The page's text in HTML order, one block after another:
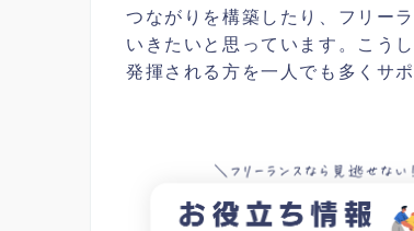
つながりを構築したり、フリー
いきたいと思っています。こう
発揮される方を一人でも多くサ